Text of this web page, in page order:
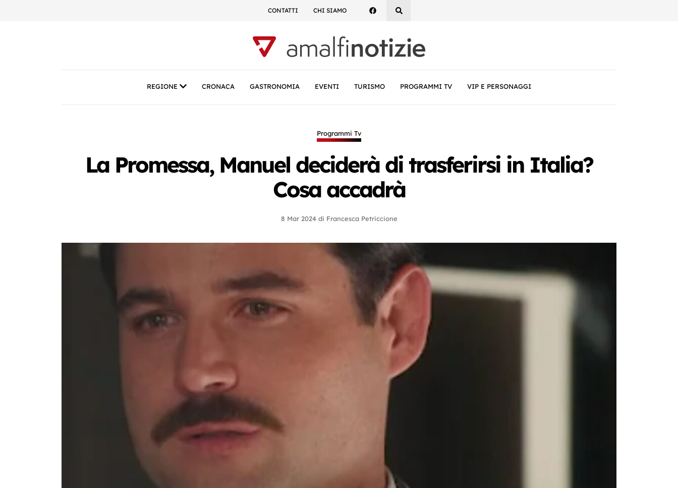
CONTATTI CHI SIAMO
REGIONE CRONACA GASTRONOMIA EVENTI TURISMO PROGRAMMI TV VIP E PERSONAGGI
Programmi Tv
La Promessa, Manuel deciderà di trasferirsi in Italia?
Cosa accadrà
8 Mar 2024 di Francesca Petriccione